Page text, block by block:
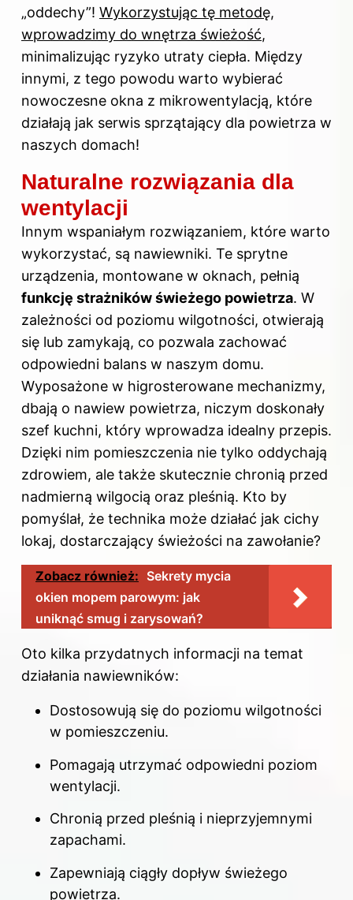
„oddechy”! Wykorzystując tę metodę,
wprowadzimy do wnętrza świeżość,
minimalizując ryzyko utraty ciepła. Między
innymi, z tego powodu warto wybierać
nowoczesne okna z mikrowentylacją, które
działają jak serwis sprzątający dla powietrza w
naszych domach!
Naturalne rozwiązania dla
wentylacji
Innym wspaniałym rozwiązaniem, które warto
wykorzystać, są nawiewniki. Te sprytne
urządzenia, montowane w oknach, pełnią
funkcję strażników świeżego powietrza. W
zależności od poziomu wilgotności, otwierają
się lub zamykają, co pozwala zachować
odpowiedni balans w naszym domu.
Wyposażone w higrosterowane mechanizmy,
dbają o nawiew powietrza, niczym doskonały
szef kuchni, który wprowadza idealny przepis.
Dzięki nim pomieszczenia nie tylko oddychają
zdrowiem, ale także skutecznie chronią przed
nadmierną wilgocią oraz pleśnią. Kto by
pomyślał, że technika może działać jak cichy
lokaj, dostarczający świeżości na zawołanie?
Zobacz również: Sekrety mycia
okien mopem parowym: jak
uniknąć smug i zarysowań?
Oto kilka przydatnych informacji na temat
działania nawiewników:
Dostosowują się do poziomu wilgotności
w pomieszczeniu.
Pomagają utrzymać odpowiedni poziom
wentylacji.
Chronią przed pleśnią i nieprzyjemnymi
zapachami.
Zapewniają ciągły dopływ świeżego
powietrza.